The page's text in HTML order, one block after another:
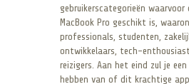
gebruikerscategorieën waarvoor
MacBook Pro geschikt is,
professionals, studenten,
ontwikkelaars, tech-
reizigers. Aan het eind zul je
hebben van of dit krachtige